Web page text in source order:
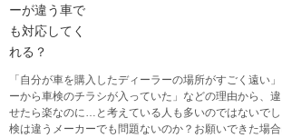
「自分が車を購入したディーラーの場所がすごく遠い
ーから車検のチラシが入っていた」などの理由から、
せたら楽なのに…と考えている人も多いのではないで
検は違うメーカーでも問題ないのか？お願いできた場